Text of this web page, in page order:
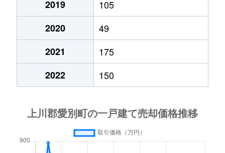
2019
105
2020
49
2021
175
2022
150